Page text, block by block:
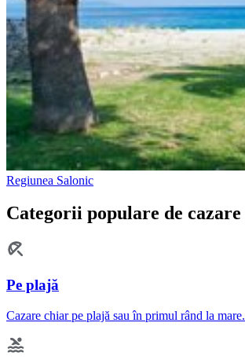
Regiunea Salonic
Categorii populare de cazare
Pe plajă
Cazare chiar pe plajă sau în primul rând la mare.